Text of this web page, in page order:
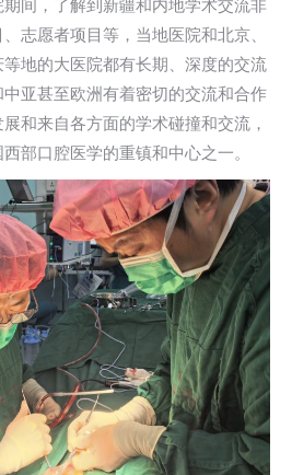
间，了解到新疆和内地学术交流非
志愿者项目等，当地医院和北京、
地的大医院都有长期、深度的交流
亚甚至欧洲有着密切的交流和合作
和来自各方面的学术碰撞和交流，
部口腔医学的重镇和中心之一。